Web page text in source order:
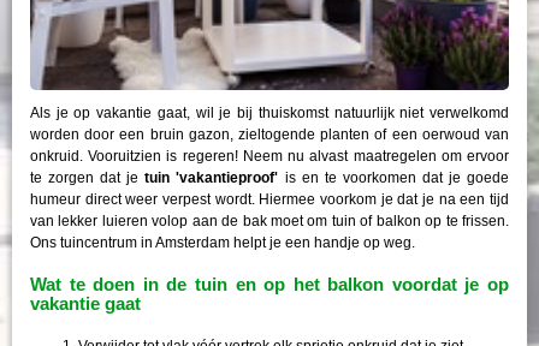
Als je op vakantie gaat, wil je bij thuiskomst natuurlijk niet verwelkomd
worden door een bruin gazon, zieltogende planten of een oerwoud van
onkruid. Vooruitzien is regeren! Neem nu alvast maatregelen om ervoor
te zorgen dat jetuin 'vakantieproof' is en te voorkomen dat je goede
humeur direct weer verpest wordt. Hiermee voorkom je dat je na een tijd
van lekker luieren volop aan de bak moet om tuin of balkon op te frissen.
Ons tuincentrum in Amsterdam helpt je een handje op weg.
Wat te doen in de tuin en op het balkon voordat je op
vakantie gaat